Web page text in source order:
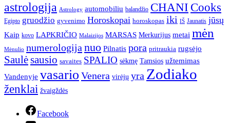
astrologija Astrology automobiliu balandžio CHANI Cooks
Egipto gruodžio gyvenimo Horoskopai horoskopas iki IŠ Jaunatis jūsų
Kaip kovo LAPKRIČIO Malaizijos MARSAS Merkurijus metai mėn
Mėnulio numerologijanuo Pilnatis pora pritraukia rugsėjo
Saulėsausio savaites SPALIO sėkmę Tamsios užtemimas
Vandenyje vasario Venera virėjų yra Zodiako
ženklai žvaigždės
Facebook